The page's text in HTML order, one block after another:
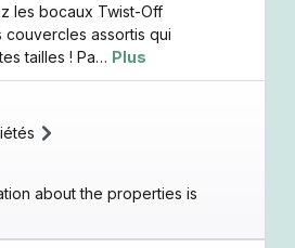
les bocaux Twist-Off
assortis qui
tailles ! Pa… Plus
about the properties is